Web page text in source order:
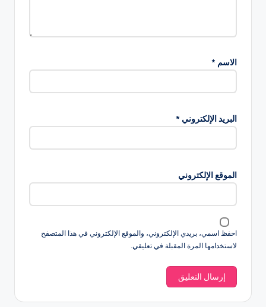
الاسم *
البريد الإلكتروني *
الموقع الإلكتروني
احفظ اسمي، بريدي الإلكتروني، والموقع الإلكتروني في هذا المتصفح
لاستخدامها المرة المقبلة في تعليقي.